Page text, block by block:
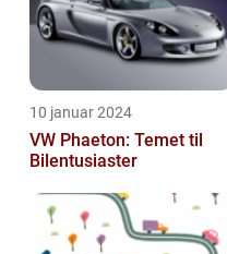
10 januar 2024
VW Phaeton: Temet til
Bilentusiaster